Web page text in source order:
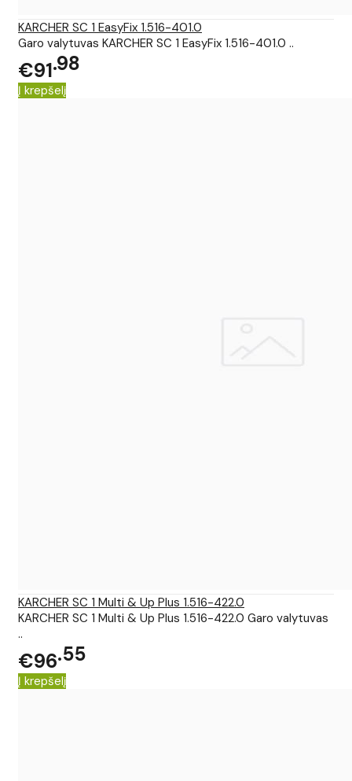
KARCHER SC 1 EasyFix 1.516-401.0
Garo valytuvas KARCHER SC 1 EasyFix 1.516-401.0 ..
€91 98
Į krepšelį
KARCHER SC 1 Multi & Up Plus 1.516-422.0
KARCHER SC 1 Multi & Up Plus 1.516-422.0 Garo valytuvas
..
€96 55
Į krepšelį